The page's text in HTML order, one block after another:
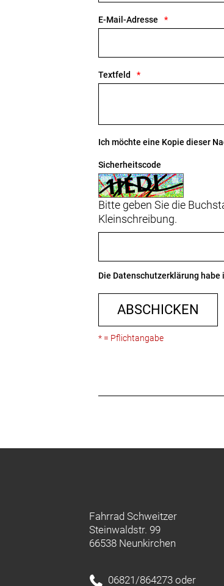
E-Mail-Adresse
Textfeld
Ich möchte eine Kopie dieser
Sicherheitscode
Bitte geben Sie die
Kleinschreibung.
Die Datenschutzerklärung habe
ABSCHICKEN
* = Pflichtangabe
Fahrrad Schweitzer
Steinwaldstr. 99
66538 Neunkirchen
06821/864273 oder